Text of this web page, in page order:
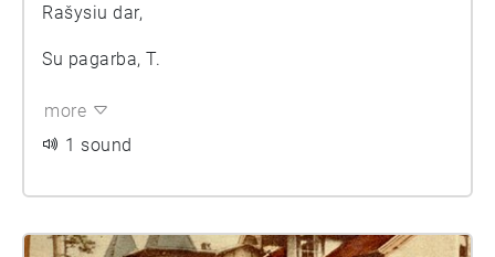
Rašysiu dar,
Su pagarba, T.
more
1 sound